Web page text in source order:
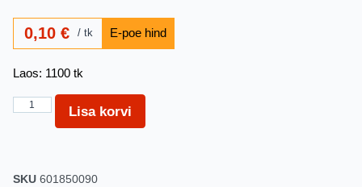
0,10€ tk
Laos: 1100 tk
Lisa korvi
SKU 601850090